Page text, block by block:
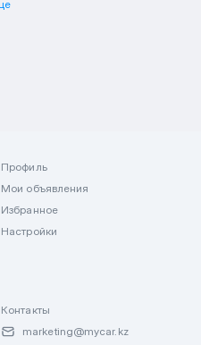
Профиль
Мои объявления
Избранное
Настройки
Контакты
marketing@mycar.kz